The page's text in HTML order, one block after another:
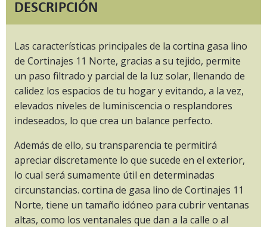
DESCRIPCIÓN
Las características principales de la cortina gasa lino
de Cortinajes 11 Norte, gracias a su tejido, permite
un paso filtrado y parcial de la luz solar, llenando de
calidez los espacios de tu hogar y evitando, a la vez,
elevados niveles de luminiscencia o resplandores
indeseados, lo que crea un balance perfecto.
Además de ello, su transparencia te permitirá
apreciar discretamente lo que sucede en el exterior,
lo cual será sumamente útil en determinadas
circunstancias. cortina de gasa lino de Cortinajes 11
Norte, tiene un tamaño idóneo para cubrir ventanas
altas, como los ventanales que dan a la calle o al